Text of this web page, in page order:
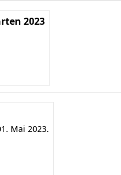
2023
Mai 2023.